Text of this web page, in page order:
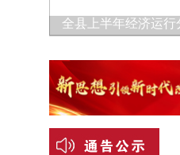
全县上半年经济运行